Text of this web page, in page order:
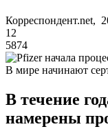
Корреспондент.net,
12
5874
В мире начинают
В течение
намерены